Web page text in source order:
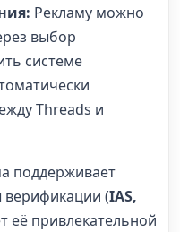
Рекламу можно
выбор
системе
Threads и
поддерживает
верификации (IAS,
её привлекательной